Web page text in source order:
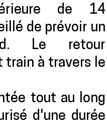
de 14
de prévoir un
Le retour
train à travers le
tout au long
d'une durée